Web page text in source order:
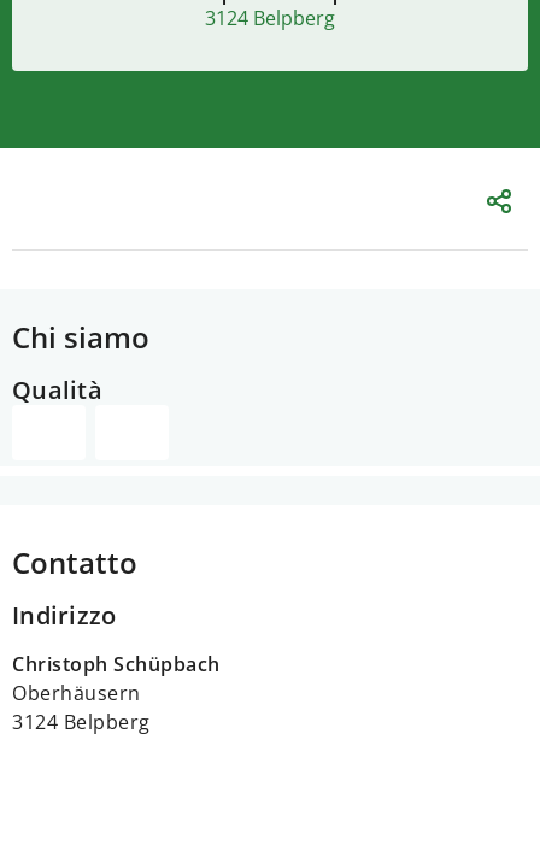
3124 Belpberg
Chi siamo
Qualità
Contatto
Indirizzo
Christoph Schüpbach
Oberhäusern
3124 Belpberg